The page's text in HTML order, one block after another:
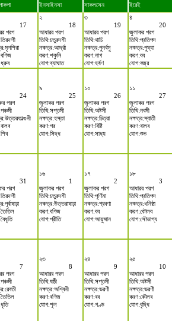
ইনসাইনসা সাকলসেন
ইরেই
17
পরগ
২
18
আধারর পরগ
তিথি:চতুরদশী
নক্ষত্র:আর্দ্রা
করণ:শকুনি
যোগ:ব্যাঘাত
৩
19
আধারর পরগ
তিথি:থাচি
নক্ষত্র:পুনর্বসু
করণ:নাগ
যোগ:হর্ষণ
৪
20
জুলাকর পরগ
তিথি:প্রতিপদ
নক্ষত্র:পুষ্যা
করণ:বব
যোগ:বজ্র
24
পরগ
৯
25
জুলাকর পরগ
তিথি:সপ্তমী
নক্ষত্র:হস্তা
করণ:গর
যোগ:সিদ্ধ
১০
26
জুলাকর পরগ
তিথি:অষ্টমী
নক্ষত্র:চিত্রা
করণ:বিষ্টি
যোগ:সাধ্য
১১
27
জুলাকর পরগ
তিথি:নবমী
নক্ষত্র:স্বাতী
করণ:বালব
যোগ:শুভ
31
পরগ
১৬
1
জুলাকর পরগ
তিথি:চতুরদশী
নক্ষত্র:উত্তরাষাঢ়া
করণ:বণিজ
যোগ:প্রীতি
১৭
2
জুলাকর পরগ
তিথি:পূর্ণিমা
নক্ষত্র:শ্রবণা
করণ:বব
যোগ:আয়ুষ্মান
১৮
3
আধারর পরগ
তিথি:প্রতিপদ
নক্ষত্র:ধনিষ্ঠা
করণ:কৌলব
যোগ:সৌভাগ্য
7
পরগ
২৩
8
আধারর পরগ
তিথি:ষষ্ঠী
নক্ষত্র:অশ্বিনী
করণ:বণিজ
যোগ:শূল
২৪
9
আধারর পরগ
তিথি:সপ্তমী
নক্ষত্র:ভরণী
করণ:বব
যোগ:গণ্ড
২৫
10
আধারর পরগ
তিথি:অষ্টমী
নক্ষত্র:ভরণী
করণ:কৌলব
যোগ:বৃদ্ধি